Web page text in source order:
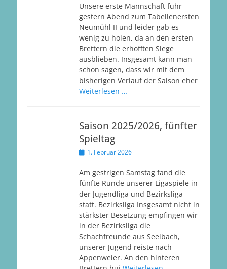
Unsere erste Mannschaft fuhr
gestern Abend zum Tabellenersten
Neumühl II und leider gab es
wenig zu holen, da an den ersten
Brettern die erhofften Siege
ausblieben. Insgesamt kann man
schon sagen, dass wir mit dem
bisherigen Verlauf der Saison eher
Weiterlesen …
Saison 2025/2026, fünfter
Spieltag
Veröffentlicht
1. Februar 2026
Am gestrigen Samstag fand die
fünfte Runde unserer Ligaspiele in
der Jugendliga und Bezirksliga
statt. Bezirksliga Insgesamt nicht in
stärkster Besetzung empfingen wir
in der Bezirksliga die
Schachfreunde aus Seelbach,
unserer Jugend reiste nach
Appenweier. An den hinteren